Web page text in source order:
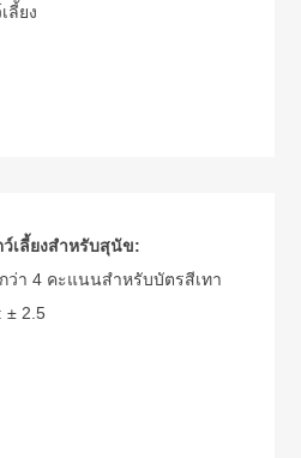
ลี้ยง
เลี้ยงสำหรับสุนัข:
ว่า 4 คะแนนสำหรับบัตรสีเทา
± 2.5